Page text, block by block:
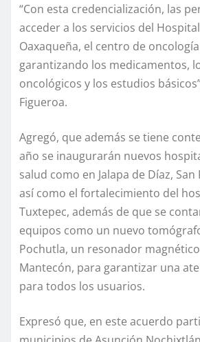
“Con esta credencialización, las
acceder a los servicios del
Oaxaqueña, el centro de
garantizando los medicamentos,
oncológicos y los estudios
Figueroa.
Agregó, que además se tiene
año se inaugurarán nuevos
salud como en Jalapa de Díaz, San
así como el fortalecimiento del
Tuxtepec, además de que se
equipos como un nuevo
Pochutla, un resonador magnético
Mantecón, para garantizar una
para todos los usuarios.
Expresó que, en este acuerdo